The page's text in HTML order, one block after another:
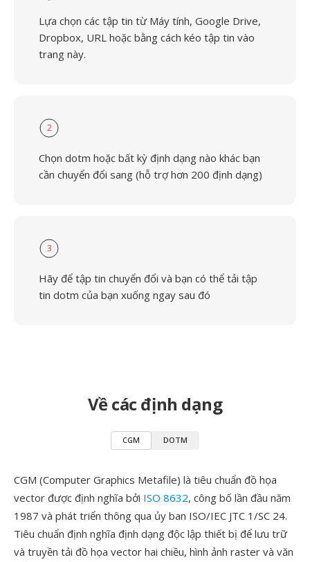
Lựa chọn các tập tin từ Máy tính, Google Drive,
Dropbox, URL hoặc bằng cách kéo tập tin vào
trang này.
2
Chọn dotm hoặc bất kỳ định dạng nào khác bạn
cần chuyển đổi sang (hỗ trợ hơn 200 định dạng)
3
Hãy để tập tin chuyển đổi và bạn có thể tải tập
tin dotm của bạn xuống ngay sau đó
Về các định dạng
CGM DOTM
CGM (Computer Graphics Metafile) là tiêu chuẩn đồ họa
vector được định nghĩa bởi ISO 8632, công bố lần đầu năm
1987 và phát triển thông qua ủy ban ISO/IEC JTC 1/SC 24.
Tiêu chuẩn định nghĩa định dạng độc lập thiết bị để lưu trữ
và truyền tải đồ họa vector hai chiều, hình ảnh raster và văn